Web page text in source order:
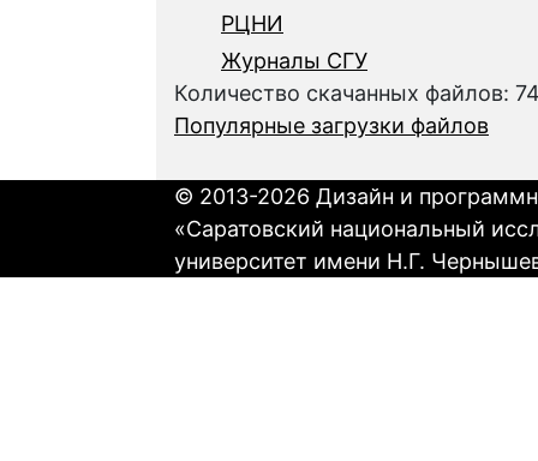
РЦНИ
Журналы СГУ
Количество скачанных файлов:
Популярные загрузки файлов
© 2013-2026 Дизайн и
«Саратовский национальный
университет имени Н.Г.